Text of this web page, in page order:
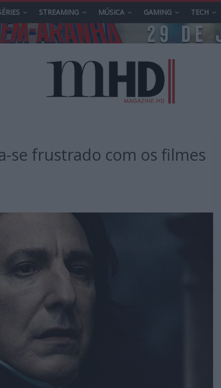
STREAMING MÚSICA GAMING TECH
se frustrado com os filmes